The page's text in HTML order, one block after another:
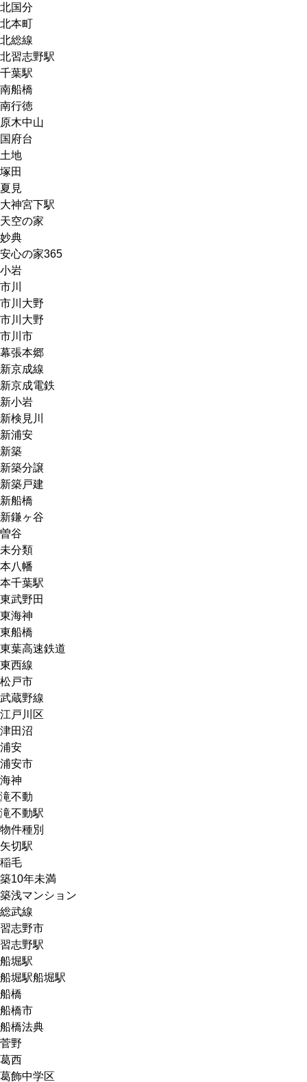
北国分
北本町
北総線
北習志野駅
千葉駅
南船橋
南行徳
原木中山
国府台
土地
塚田
夏見
大神宮下駅
天空の家
妙典
安心の家365
小岩
市川
市川大野
市川大野
市川市
幕張本郷
新京成線
新京成電鉄
新小岩
新検見川
新浦安
新築
新築分譲
新築戸建
新船橋
新鎌ヶ谷
曽谷
未分類
本八幡
本千葉駅
東武野田
東海神
東船橋
東葉高速鉄道
東西線
松戸市
武蔵野線
江戸川区
津田沼
浦安
浦安市
海神
滝不動
滝不動駅
物件種別
矢切駅
稲毛
築10年未満
築浅マンション
総武線
習志野市
習志野駅
船堀駅
船堀駅船堀駅
船橋
船橋市
船橋法典
菅野
葛西
葛飾中学区